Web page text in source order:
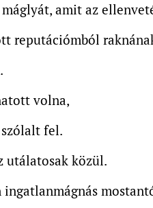
amit az
reputációmból
volna,
fel.
utálatosak közül.
ingatlanmágnás